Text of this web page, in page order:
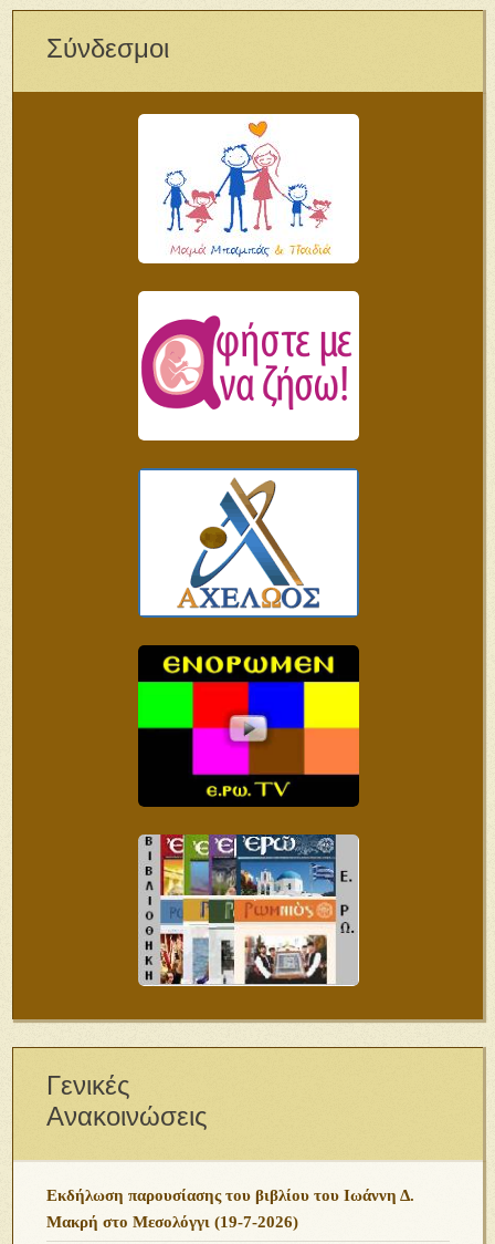
Σύνδεσμοι
Γενικές
Ανακοινώσεις
Εκδήλωση παρουσίασης του βιβλίου του Ιωάννη Δ.
Μακρή στο Μεσολόγγι (19-7-2026)